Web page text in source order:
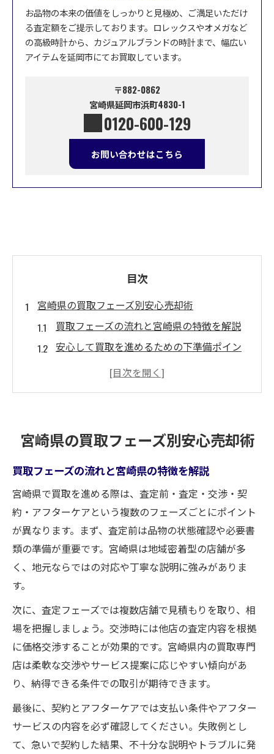
お品物の本来の価値をしっかりと見極め、ご満足いただけ
る査定額をご提示しております。ロレックスやオメガなど
の高級時計から、カジュアルブランドの時計まで、幅広い
アイテムを延岡市にてお買取しています。
〒882-0862
宮崎県延岡市浜町4830-1
0120-600-129
お問い合わせはこちら
目次
宮崎県の買取フェーズ別安心売却術
買取フェーズの流れと宮崎県の特徴を解説
安心して買取を進めるための下準備ポイン
買取を成功へ導く宮崎県の最新メソッド
宮崎県で買取を高く売るための新定番とは
買取成功のカギ口コミや評判の賢い活用術
宮崎 カー ネクストなど業者比較の極意
信頼できる宮崎市車買取専門店の見極め方
出張査定を活かした賢い買取交渉の方法
複数査定を活かした宮崎県の買取流れ
点
宮崎県で複数業者比較が高額売却の近道
査定相場の差を活かした買取戦略の立て方
口コミやネクステージ宮崎評判の活用術
今知っておきたい安心買取の進め方
買取の流れを把握して安心取引を目指す方
宮崎県の買取フェーズ別安心売却術
買取フェーズの流れと宮崎県の特徴を解説
宮崎県で買取を進める際は、査定前・査定・交渉・契
約・アフターケアという複数のフェーズごとにポイント
が異なります。まず、査定前は品物の状態確認や必要書
類の準備が重要です。宮崎県は地域密着型の店舗が多
く、地元ならではの対応や丁寧な説明に強みがありま
す。
次に、査定フェーズでは複数店舗で見積もりを取り、相
場を把握しましょう。交渉時には他店の査定内容を根拠
に価格交渉することが効果的です。宮崎県内の買取専門
店は柔軟な交渉やサービス提案に応じやすい傾向があ
り、納得できる条件での取引が期待できます。
最後に、契約とアフターケアでは支払い条件やアフター
サービスの内容を必ず確認してください。失敗例とし
て、急いで契約した結果、不十分な説明やトラブルに発